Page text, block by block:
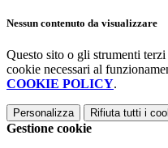
Nessun contenuto da visualizzare
Questo sito o gli strumenti
cookie necessari al
COOKIE POLICY.
Personalizza Rifiuta tutti i
Gestione cookie